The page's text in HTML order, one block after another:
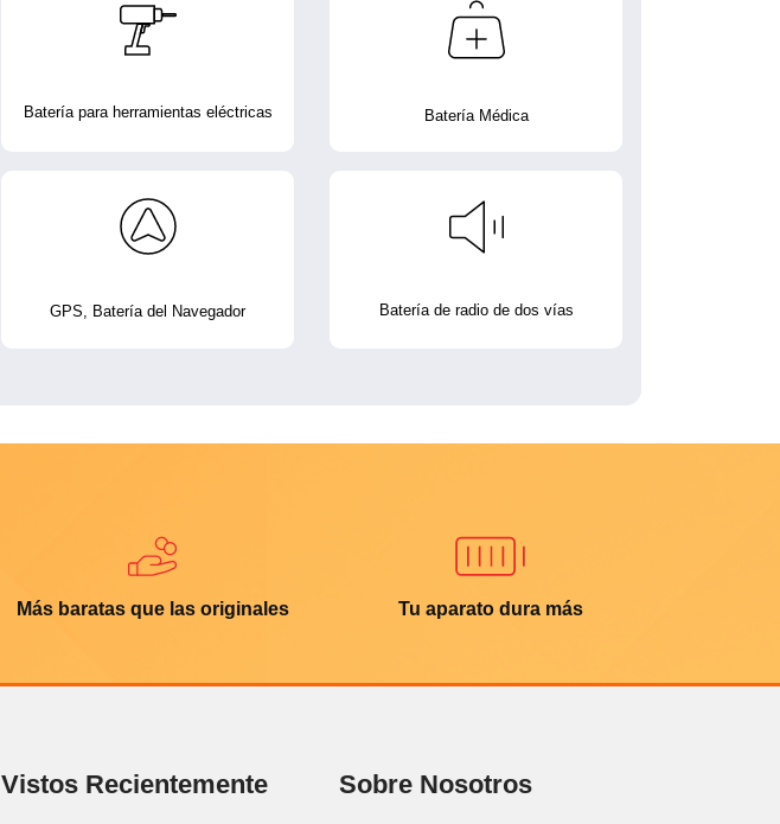
Batería para herramientas eléctricas Batería Médica
GPS, Batería del Navegador Batería de radio de dos vías
Más baratas que las originales Tu aparato dura más
Vistos Recientemente Sobre Nosotros